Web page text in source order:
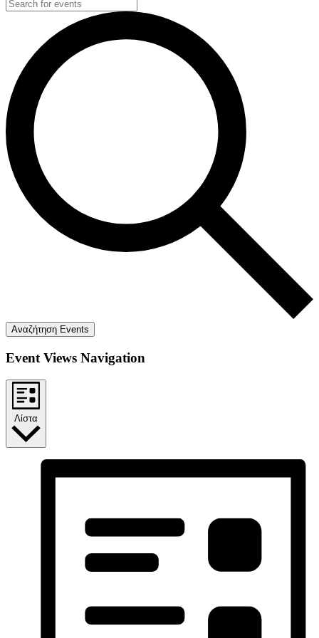
Αναζήτηση Events
Event Views Navigation
Λίστα